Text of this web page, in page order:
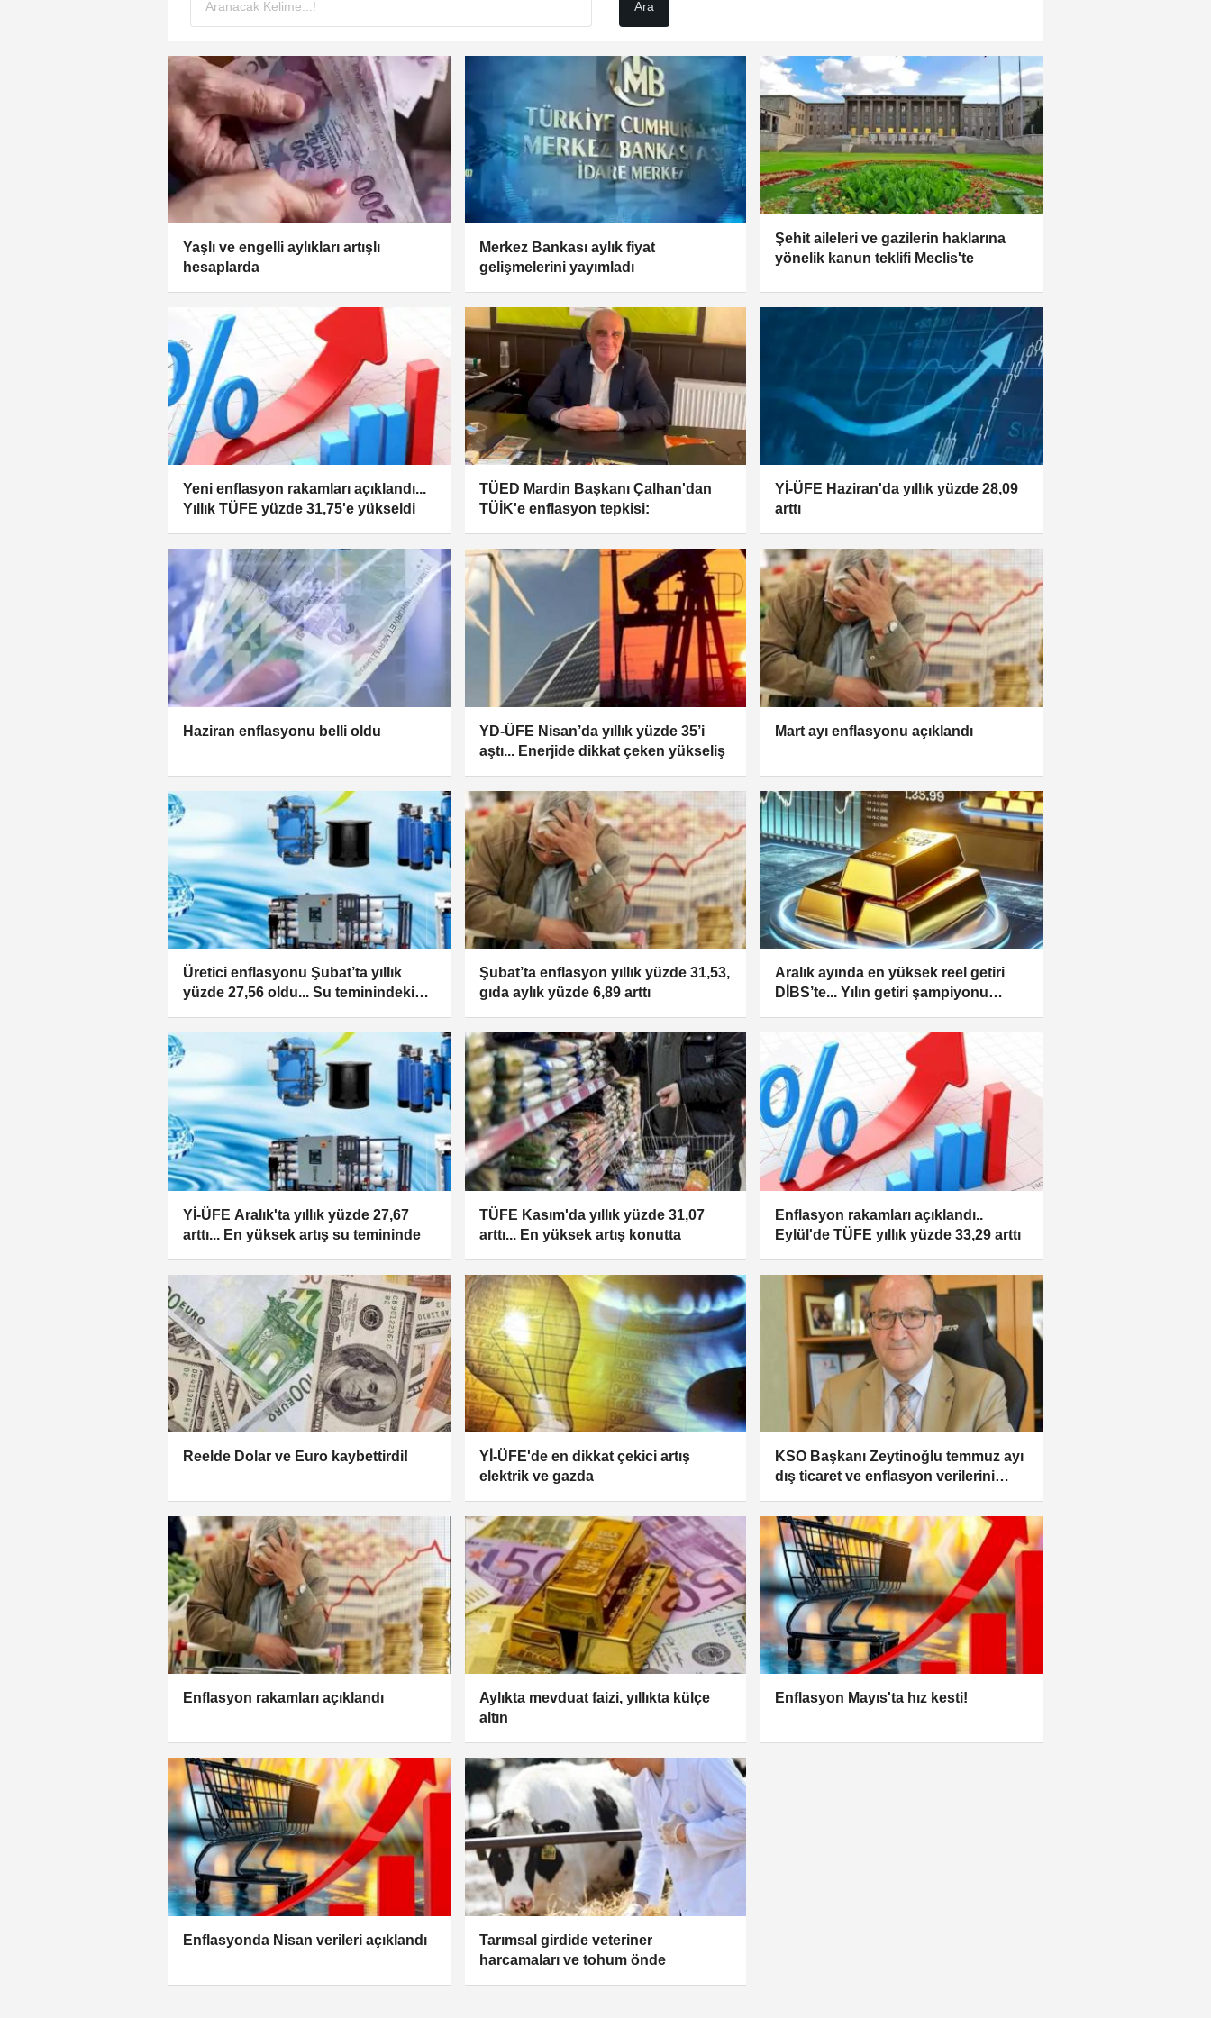
Yaşlı ve engelli aylıkları artışlı
hesaplarda
Merkez Bankası aylık fiyat
gelişmelerini yayımladı
Şehit aileleri ve gazilerin haklarına
yönelik kanun teklifi Meclis'te
Yeni enflasyon rakamları açıklandı...
Yıllık TÜFE yüzde 31,75'e yükseldi
TÜED Mardin Başkanı Çalhan'dan
TÜİK'e enflasyon tepkisi:
Yİ-ÜFE Haziran'da yıllık yüzde 28,09
arttı
Haziran enflasyonu belli oldu
YD-ÜFE Nisan’da yıllık yüzde 35’i
aştı... Enerjide dikkat çeken yükseliş
Mart ayı enflasyonu açıklandı
Üretici enflasyonu Şubat’ta yıllık
yüzde 27,56 oldu... Su teminindeki
Şubat’ta enflasyon yıllık yüzde 31,53,
gıda aylık yüzde 6,89 arttı
Aralık ayında en yüksek reel getiri
DİBS’te... Yılın getiri şampiyonu
Yİ-ÜFE Aralık'ta yıllık yüzde 27,67
arttı... En yüksek artış su temininde
TÜFE Kasım'da yıllık yüzde 31,07
arttı... En yüksek artış konutta
Enflasyon rakamları açıklandı..
Eylül'de TÜFE yıllık yüzde 33,29 arttı
Reelde Dolar ve Euro kaybettirdi!
Yİ-ÜFE'de en dikkat çekici artış
elektrik ve gazda
KSO Başkanı Zeytinoğlu temmuz ayı
dış ticaret ve enflasyon verilerini
Enflasyon rakamları açıklandı
Aylıkta mevduat faizi, yıllıkta külçe
altın
Enflasyon Mayıs'ta hız kesti!
Enflasyonda Nisan verileri açıklandı
Tarımsal girdide veteriner
harcamaları ve tohum önde